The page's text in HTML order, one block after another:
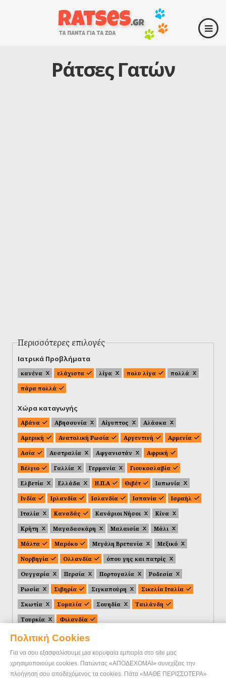
Πολιτική Cookies
Για να σου εξασφαλίσουμε μια κορυφαία εμπειρία στο site μας
χρησιμοποιούμε cookies. Πατώντας «ΑΠΟΔΕΧΟΜΑΙ» συνεχίζεις την
πλοήγηση σου αποδεχόμενος τα cookies. Πάτα «ΜΑΘΕ ΠΕΡΙΣΣΟΤΕΡΑ»
Ράτσες Γατών
Περισσότερες επιλογές
Ιατρικά Προβλήματα
κανένα ελάχιστα λίγα πολυ λίγα
πολλά
πάρα πολλά
Χώρα καταγωγής
Αβάνα Αβησσυνία Αίγυπτος
Αλάσκα
Αμερική
Ανατολική Ρωσία Αργεντινή
Αρμενία
Ασία
Αυστραλία Αφγανιστάν
Αφρική
Βέλγιο
Γαλλία Γερμανία
Γιουκοσλαβία
Ελβετία
Ελλάδα Η.Π.Α Θιβέτ
Ιαπωνία
Ινδία
Ιρλανδία Ισλανδία Ισπανία
Ισραήλ
Ιταλία
Καναδάς Κανάριοι Νήσοι
Κίνα
Κρήτη
Μαγαδασκάρη Μαλαισία
Μάλι
Μάλτα
Μαρόκο Μεγάλη Βρετανία
Μεξικό
Νορβηγία
Ολλανδία
όπου γης και πατρίς
Ουγγαρία
Περσία Πορτογαλία
Ροδεσία
Ρωσία
Σιβηρία Σιγκαπούρη
Σικελία Ιταλία
Σκωτία
Σομαλία Σουηδία
Ταιλάνδη
Τουρκία
Φιλανδία